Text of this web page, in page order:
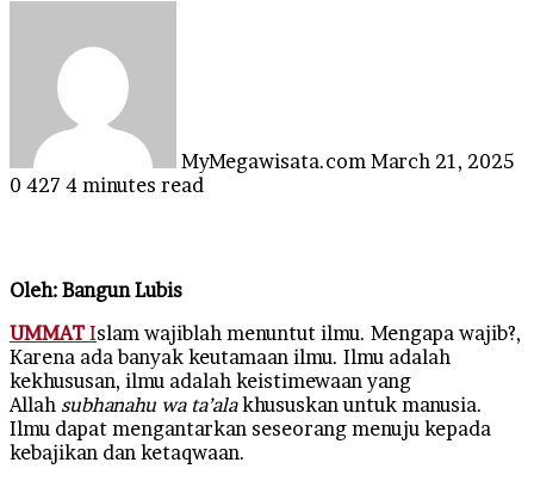
MyMegawisata.com March 21, 2025
0 427 4 minutes read
Oleh: Bangun Lubis
UMMATIslam wajiblah menuntut ilmu. Mengapa wajib?,
Karena ada banyak keutamaan ilmu. Ilmu adalah
kekhususan, ilmu adalah keistimewaan yang
Allah subhanahu wa ta’alakhususkan untuk manusia.
Ilmu dapat mengantarkan seseorang menuju kepada
kebajikan dan ketaqwaan.